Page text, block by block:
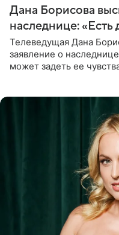
Дана Борисова
наследнице:
Телеведущая Дана
заявление о
может задеть ее